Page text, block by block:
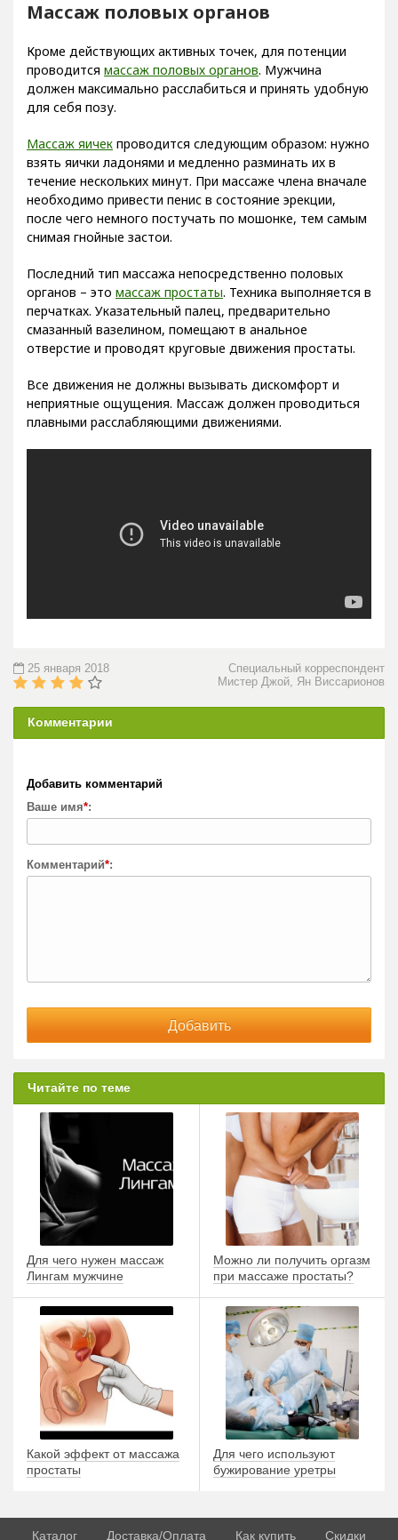
проводитсямассаж половых органов . Мужчина
должен максимально расслабиться и принять удобную
для себя позу.
взять яички ладонями и медленно разминать их в
течение нескольких минут. При массаже члена вначале
необходимо привести пенис в состояние эрекции,
после чего немного постучать по мошонке, тем самым
снимая гнойные застои.
органов – этомассаж простаты. Техника выполняется в
перчатках. Указательный палец, предварительно
смазанный вазелином, помещают в анальное
отверстие и проводят круговые движения простаты.
неприятные ощущения. Массаж должен проводиться
плавными расслабляющими движениями.
Мистер Джой, Ян Виссарионов
Комментарии
Ваше имя
Читайте по теме
Для чего нужен массаж
Лингам мужчине
Можно ли получить оргазм
при массаже простаты?
Какой эффект от массажа
простаты
Для чего используют
бужирование уретры